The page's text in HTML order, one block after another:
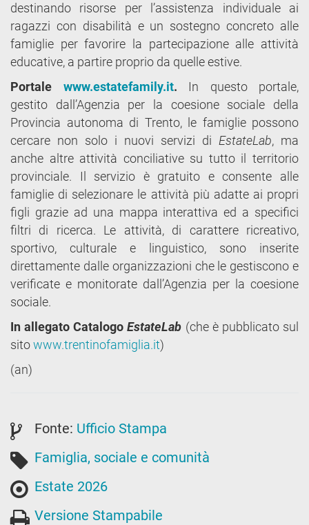
destinando risorse per l’assistenza individuale ai
ragazzi con disabilità e un sostegno concreto alle
famiglie per favorire la partecipazione alle attività
educative, a partire proprio da quelle estive.
Portale www.estatefamily.it. In questo portale,
gestito dall’Agenzia per la coesione sociale della
Provincia autonoma di Trento, le famiglie possono
cercare non solo i nuovi servizi di EstateLab, ma
anche altre attività conciliative su tutto il territorio
provinciale. Il servizio è gratuito e consente alle
famiglie di selezionare le attività più adatte ai propri
figli grazie ad una mappa interattiva ed a specifici
filtri di ricerca. Le attività, di carattere ricreativo,
sportivo, culturale e linguistico, sono inserite
direttamente dalle organizzazioni che le gestiscono e
verificate e monitorate dall’Agenzia per la coesione
sociale.
In allegato CatalogoEstateLab (che è pubblicato sul
sitowww.trentinofamiglia.it)
(an)
Fonte: Ufficio Stampa
Famiglia, sociale e comunità
Estate 2026
Versione Stampabile